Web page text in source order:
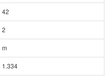
42
2
m
1.334